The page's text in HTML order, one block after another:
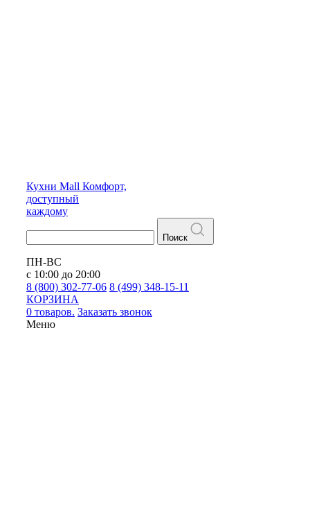
Кухни Mall Комфорт,
доступный
каждому
Поиск
ПН-ВС
с 10:00 до 20:00
8 (800) 302-77-06 8 (499) 348-15-11
КОРЗИНА
0 товаров. Заказать звонок
Меню